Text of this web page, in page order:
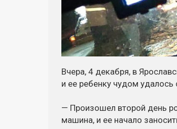
Вчера, 4 декабря, в
и ее ребенку чудом удалось
— Произошел второй день
машина, и ее начало